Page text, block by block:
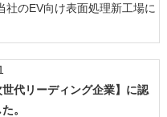
のEV向け表面処理新工場に
世代リーディング企業】に認
。